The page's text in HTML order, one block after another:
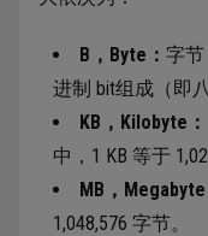
B，Byte： 字
进制 bit组成（即
KB，Kilobyte：
中，1 KB 等于
MB，Megabyte
1,048,576 字节。